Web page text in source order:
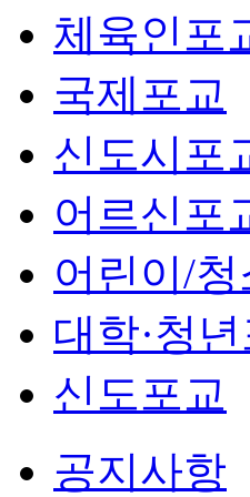
체육인포
국제포교
신도시포
어르신포
어린이/청
대학·청
신도포교
공지사항